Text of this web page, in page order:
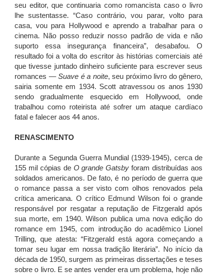
seu editor, que continuaria como romancista caso o livro
lhe sustentasse. “Caso contrário, vou parar, volto para
casa, vou para Hollywood e aprendo a trabalhar para o
cinema. Não posso reduzir nosso padrão de vida e não
suporto essa insegurança financeira”, desabafou. O
resultado foi a volta do escritor às histórias comerciais até
que tivesse juntado dinheiro suficiente para escrever seus
romances — Suave é a noite, seu próximo livro do gênero,
sairia somente em 1934. Scott atravessou os anos 1930
sendo gradualmente esquecido em Hollywood, onde
trabalhou como roteirista até sofrer um ataque cardíaco
fatal e falecer aos 44 anos.
RENASCIMENTO
Durante a Segunda Guerra Mundial (1939-1945), cerca de
155 mil cópias deO grande Gatsbyforam distribuídas aos
soldados americanos. De fato, é no período de guerra que
o romance passa a ser visto com olhos renovados pela
crítica americana. O crítico Edmund Wilson foi o grande
responsável por resgatar a reputação de Fitzgerald após
sua morte, em 1940. Wilson publica uma nova edição do
romance em 1945, com introdução do acadêmico Lionel
Trilling, que atesta: “Fitzgerald está agora começando a
tomar seu lugar em nossa tradição literária”. No início da
década de 1950, surgem as primeiras dissertações e teses
sobre o livro. E se antes vender era um problema, hoje não